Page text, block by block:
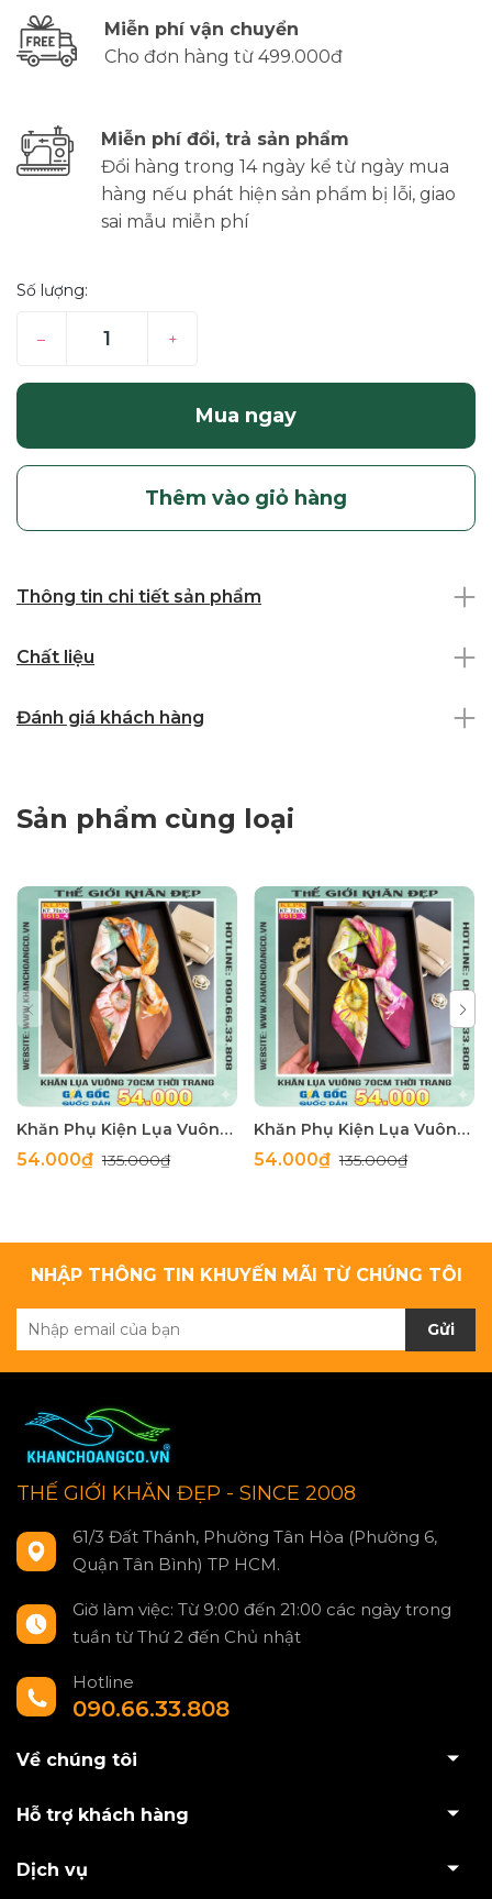
Miễn phí vận chuyển
Cho đơn hàng từ 499.000đ
Miễn phí đổi, trả sản phẩm
Đổi hàng trong 14 ngày kể từ ngày mua
hàng nếu phát hiện sản phẩm bị lỗi, giao
sai mẫu miễn phí
Số lượng:
– +
Mua ngay
Thêm vào giỏ hàng
Thông tin chi tiết sản phẩm
Chất liệu
Đánh giá khách hàng
Sản phẩm cùng loại
Khăn Phụ Kiện Lụa Vuông 70cm - Thế Giới Khăn Đẹp C1062_4
54.000₫135.000₫
Khăn Phụ Kiện Lụa Vuông 70cm - Thế Giới Khăn Đẹp C1062_3
54.000₫135.000₫
NHẬP THÔNG TIN KHUYẾN MÃI TỪ CHÚNG TÔI
Gửi
THẾ GIỚI KHĂN ĐẸP - SINCE 2008
61/3 Đất Thánh, Phường Tân Hòa (Phường 6,
Quận Tân Bình) TP HCM.
Giờ làm việc: Từ 9:00 đến 21:00 các ngày trong
tuần từ Thứ 2 đến Chủ nhật
Hotline
090.66.33.808
Về chúng tôi
Hỗ trợ khách hàng
Dịch vụ